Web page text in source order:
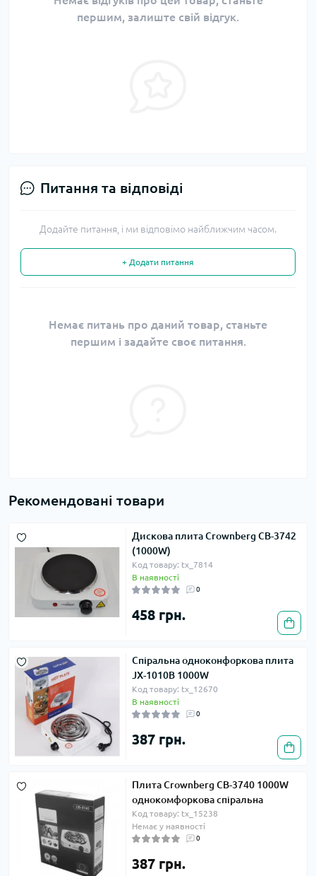
першим, залиште свій відгук.
Питання та відповіді
Додайте питання, і ми відповімо найближчим часом.
+ Додати питання
Немає питань про даний товар, станьте
першим і задайте своє питання.
Рекомендовані товари
Дискова плита Crownberg CB-3742
(1000W)
Код товару: tx_7814
В наявності
0
458 грн.
Спіральна одноконфоркова плита
JX-1010B 1000W
Код товару: tx_12670
В наявності
0
387 грн.
Плита Crownberg CB-3740 1000W
однокомфоркова спіральна
Код товару: tx_15238
Немає у наявності
0
387 грн.